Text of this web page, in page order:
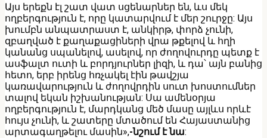
Այս երեքն էլ շատ վատ սցենարներ են, ևս մեկ
ողբերգություն է, որը կատարվում է մեր շուրջը: Այս
խումբն անպատրաստ է, անկիրթ, փորձ չունի,
զբաղված է քաղաքացիների վրա թքելով և հղի
կանանց սպանելով, ասելով, որ ժողովուրդը պետք է
ասֆալտ ուտի և բորդյուրներ լիզի, և դա՝ այն բանից
հետո, երբ իրենց հռչակել էին թավշյա
կառավարություն և ժողովրդին սուտ խոստումներ
տալով եկան իշխանության: Սա ամենօրյա
ողբերգություն է, մարդկանց մեծ մասը այլևս որևէ
հույս չունի, և շատերը մտածում են Հայաստանից
արտագաղթելու մասին»,-նշում է նա: